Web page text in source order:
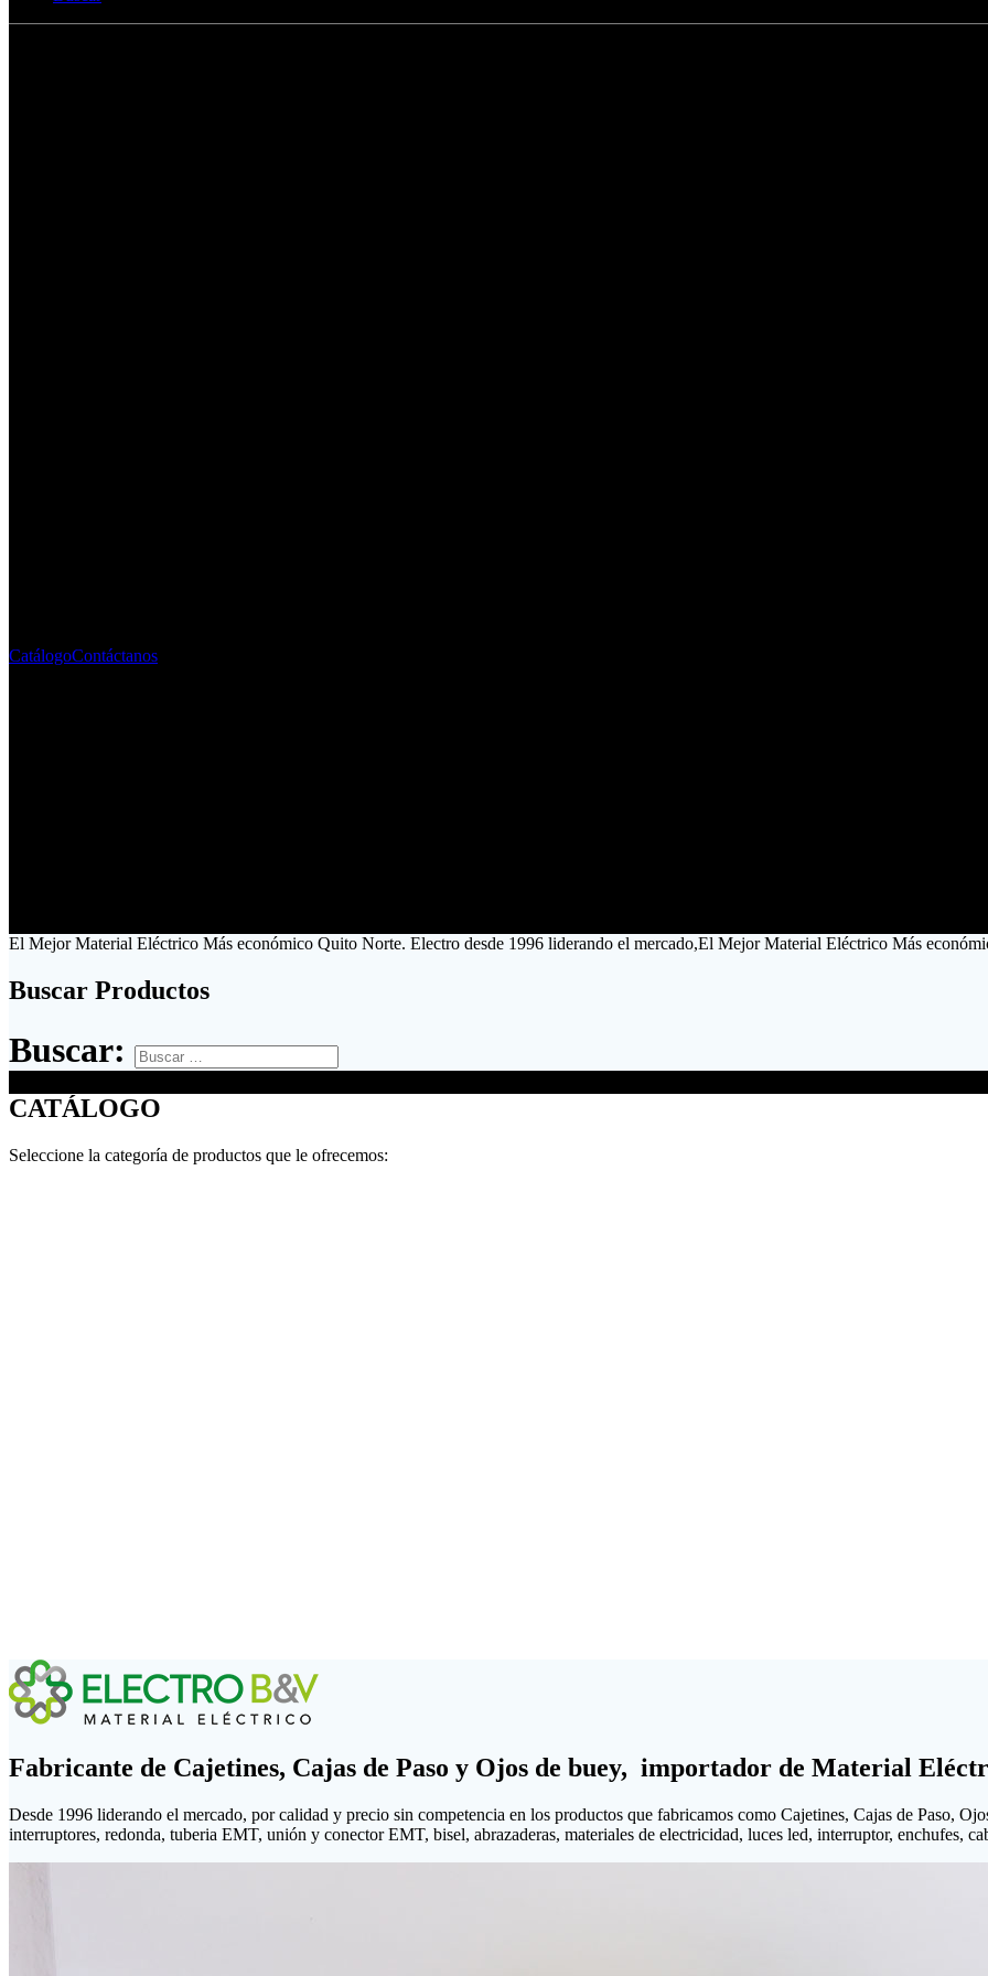
CatálogoContáctanos
El Mejor Material Eléctrico Más económico Quito Norte. Electro desde 1996 liderando el mercado,El Mejor Material Eléctrico Más
Buscar Productos
Buscar:
CATÁLOGO
Seleccione la categoría de productos que le ofrecemos:
Fabricante de Cajetines, Cajas de Paso y Ojos de buey, importador de Material
Desde 1996 liderando el mercado, por calidad y precio sin competencia en los productos que fabricamos como Cajetines, Cajas de Paso,
interruptores, redonda, tuberia EMT, unión y conector EMT, bisel, abrazaderas, materiales de electricidad, luces led, interruptor, enchufes,